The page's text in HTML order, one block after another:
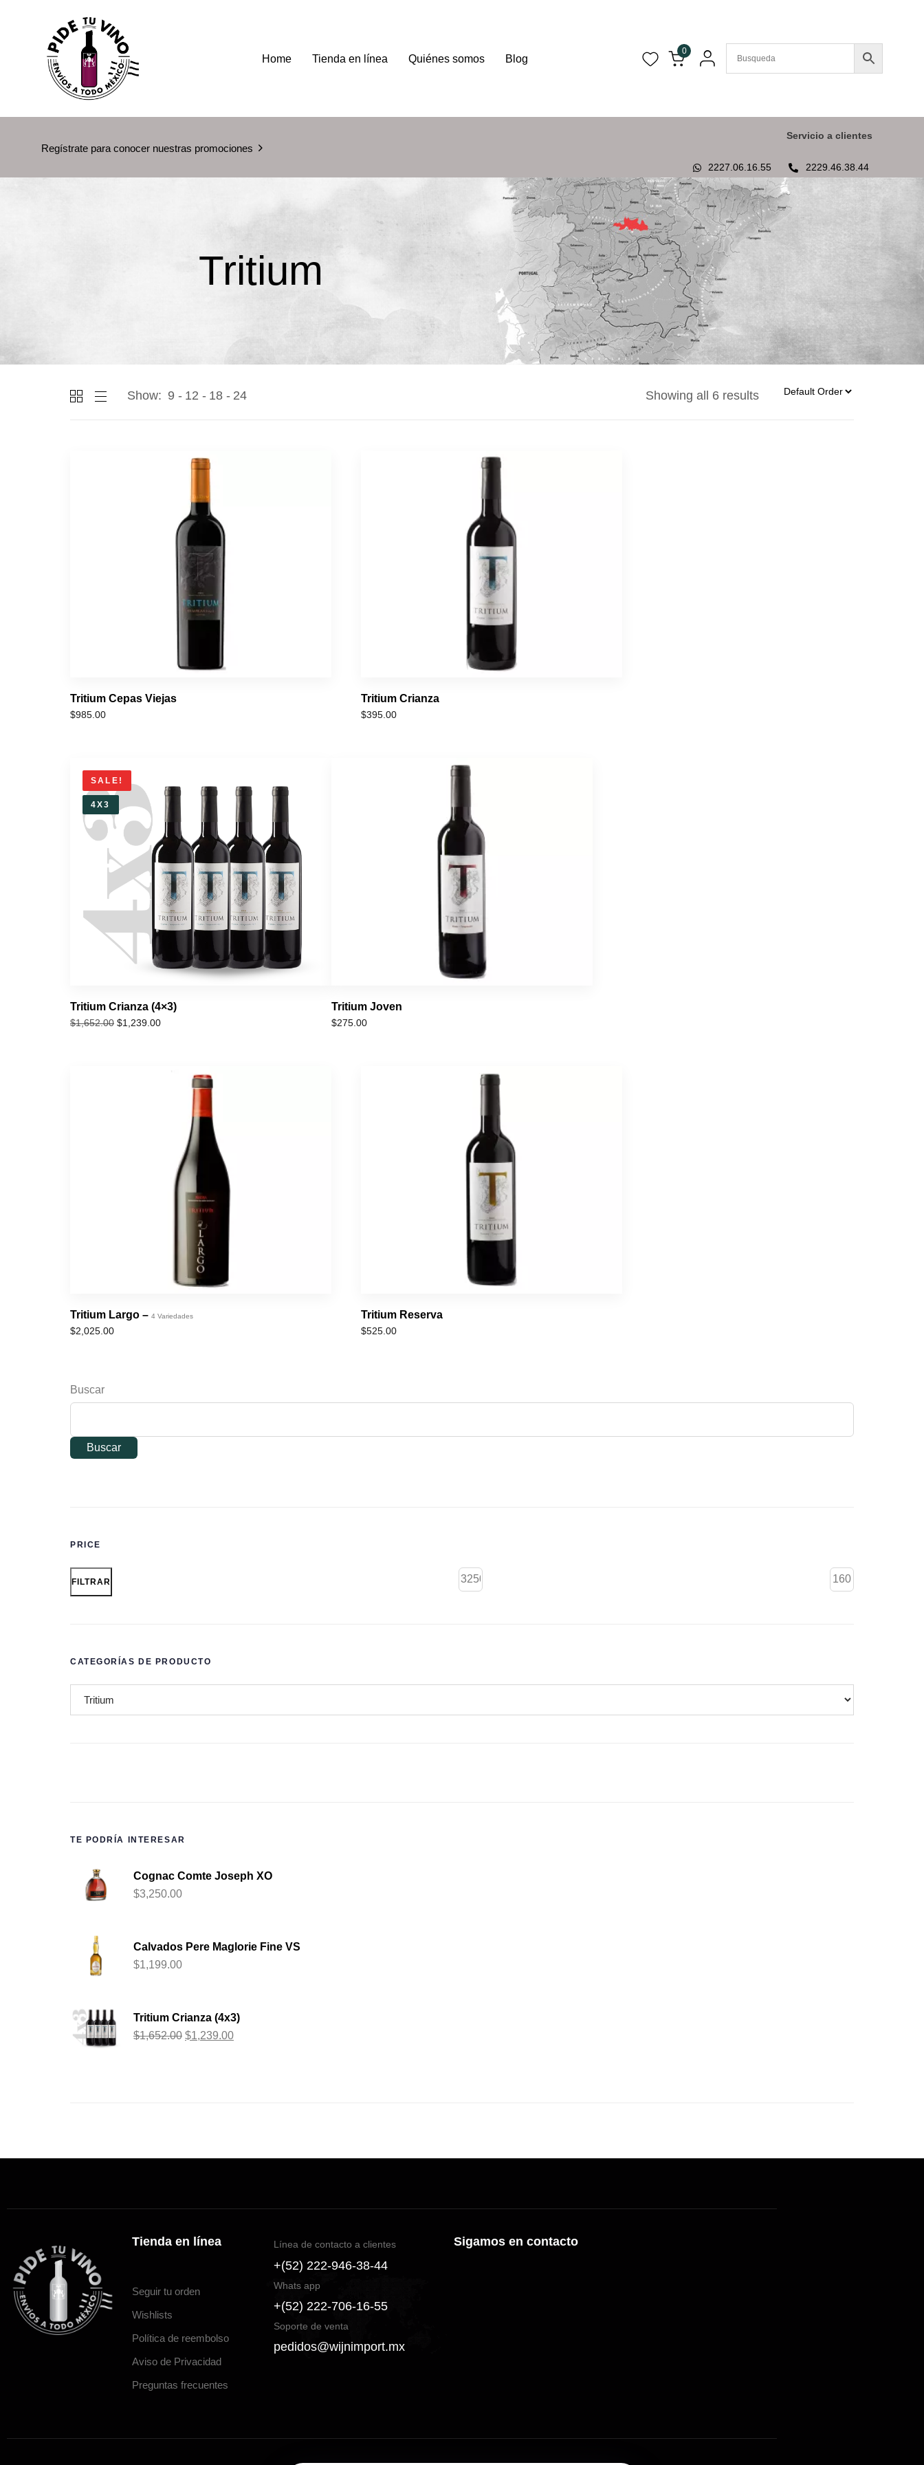
Home Tienda en línea Quiénes somos Blog
0
Regístrate para conocer nuestras promociones
Servicio a clientes
2227.06.16.55 2229.46.38.44
Tritium
Show: 9 12 18 24 Showing all 6 results
Tritium Cepas Viejas
$985.00
Tritium Crianza
$395.00
SALE!
4X3
Tritium Crianza (4×3)
$1,652.00 $1,239.00
Tritium Joven
$275.00
Tritium Largo – 4 Variedades
$2,025.00
Tritium Reserva
$525.00
Buscar
Buscar
PRICE
FILTRAR
CATEGORÍAS DE PRODUCTO
TE PODRÍA INTERESAR
Cognac Comte Joseph XO
$3,250.00
Calvados Pere Maglorie Fine VS
$1,199.00
Tritium Crianza (4x3)
$1,652.00 $1,239.00
Tienda en línea
Seguir tu orden
Wishlists
Política de reembolso
Aviso de Privacidad
Preguntas frecuentes
Línea de contacto a clientes
+(52) 222-946-38-44
Whats app
+(52) 222-706-16-55
Soporte de venta
pedidos@wijnimport.mx
Sigamos en contacto